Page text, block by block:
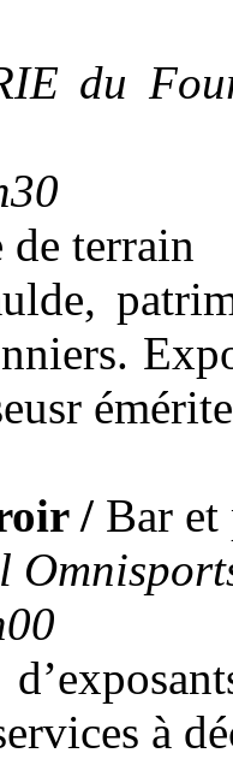
du
terrain
/ Bar et
à